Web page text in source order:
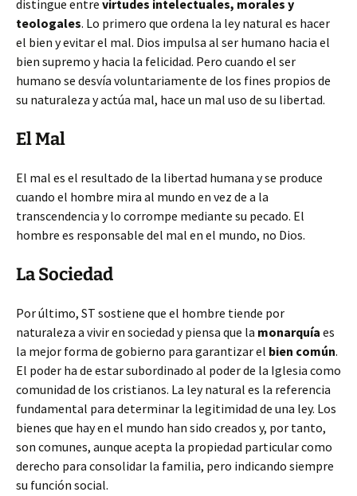
distingue entre virtudes intelectuales, morales y
teologales. Lo primero que ordena la ley natural es hacer
el bien y evitar el mal. Dios impulsa al ser humano hacia el
bien supremo y hacia la felicidad. Pero cuando el ser
humano se desvía voluntariamente de los fines propios de
su naturaleza y actúa mal, hace un mal uso de su libertad.
El Mal
El mal es el resultado de la libertad humana y se produce
cuando el hombre mira al mundo en vez de a la
transcendencia y lo corrompe mediante su pecado. El
hombre es responsable del mal en el mundo, no Dios.
La Sociedad
Por último, ST sostiene que el hombre tiende por
naturaleza a vivir en sociedad y piensa que la monarquía es
la mejor forma de gobierno para garantizar el bien común.
El poder ha de estar subordinado al poder de la Iglesia como
comunidad de los cristianos. La ley natural es la referencia
fundamental para determinar la legitimidad de una ley. Los
bienes que hay en el mundo han sido creados y, por tanto,
son comunes, aunque acepta la propiedad particular como
derecho para consolidar la familia, pero indicando siempre
su función social.